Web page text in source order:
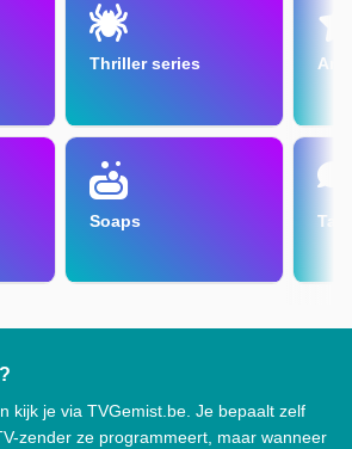
Thriller series
Soaps
kijk je via TVGemist.be. Je bepaalt zelf
zender ze programmeert, maar wanneer